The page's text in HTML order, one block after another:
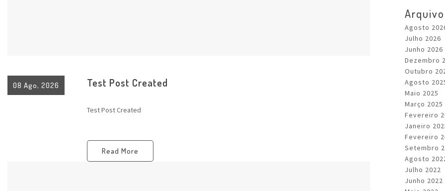
08 Ago, 2026 Test Post Created
Test Post Created
Read More
Arquivo
Agosto
Julho 2026
Junho 2026
Dezembro
Outubro
Agosto
Maio 2025
Março 2025
Fevereiro
Janeiro
Fevereiro
Setembro
Agosto
Julho 2022
Junho 2022